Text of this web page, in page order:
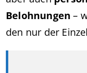
Belohnungen –
den nur der